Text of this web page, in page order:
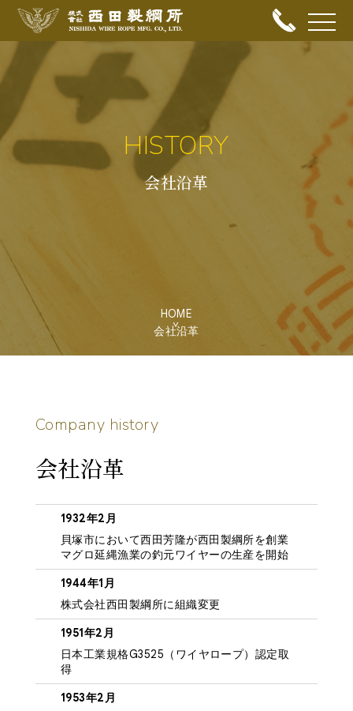
メニ
HISTORY
会社沿革
HOME
会社沿革
Company history
会社沿革
1932年2月
貝塚市において西田芳隆が西田製綱所を創業
マグロ延縄漁業の釣元ワイヤーの生産を開始
1944年1月
株式会社西田製綱所に組織変更
1951年2月
日本工業規格G3525（ワイヤロープ）認定取
得
1953年2月